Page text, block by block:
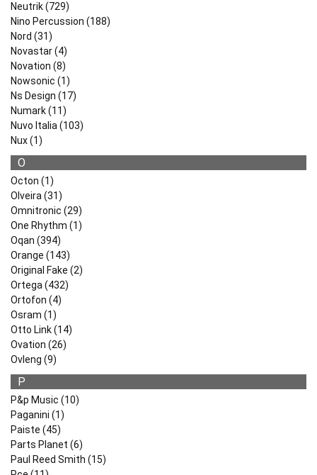
Neutrik (729)
Nino Percussion (188)
Nord (31)
Novastar (4)
Novation (8)
Nowsonic (1)
Ns Design (17)
Numark (11)
Nuvo Italia (103)
Nux (1)
O
Octon (1)
Olveira (31)
Omnitronic (29)
One Rhythm (1)
Oqan (394)
Orange (143)
Original Fake (2)
Ortega (432)
Ortofon (4)
Osram (1)
Otto Link (14)
Ovation (26)
Ovleng (9)
P
P&p Music (10)
Paganini (1)
Paiste (45)
Parts Planet (6)
Paul Reed Smith (15)